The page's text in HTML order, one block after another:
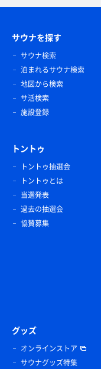
サウナを探す
サウナ検索
泊まれるサウナ検索
地図から検索
サ活検索
施設登録
トントゥ
トントゥ抽選会
トントゥとは
当選発表
過去の抽選会
協賛募集
グッズ
オンラインストア
サウナグッズ特集